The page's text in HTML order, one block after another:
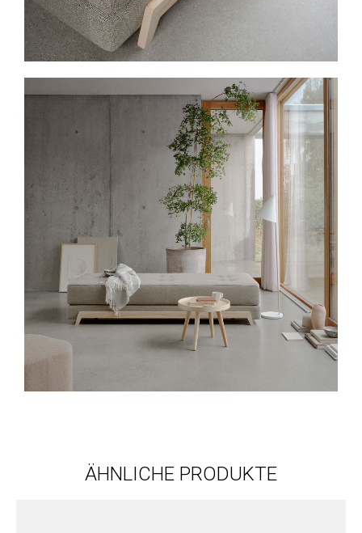
ÄHNLICHE PRODUKTE